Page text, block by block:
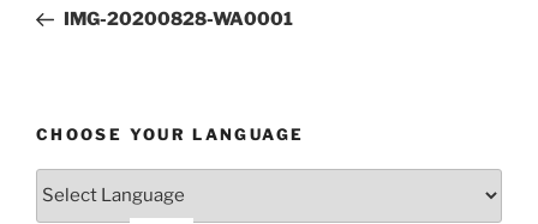
BeitragIMG-20200828-WA0001
CHOOSE YOUR LANGUAGE